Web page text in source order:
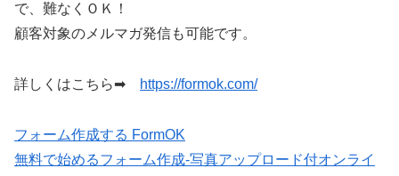
で、難なくＯＫ！
顧客対象のメルマガ発信も可能です。
詳しくはこちら➡ https://formok.com/
フォーム作成する FormOK
無料で始めるフォーム作成-写真アップロード付オンライ